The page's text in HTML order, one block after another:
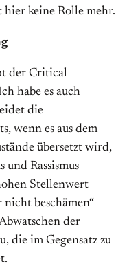
hier keine Rolle mehr.
der Critical
habe es auch
die
wenn es aus dem
übersetzt wird,
und Rassismus
Stellenwert
nicht beschämen“
der
die im Gegensatz zu